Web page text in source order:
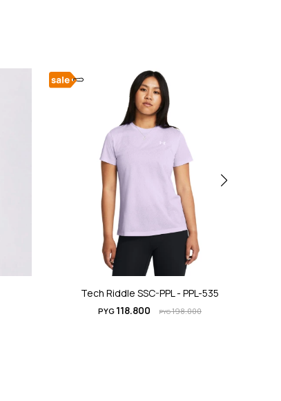
Tech Riddle SSC-PPL - PPL-535
PYG 118.800 PYG198.000